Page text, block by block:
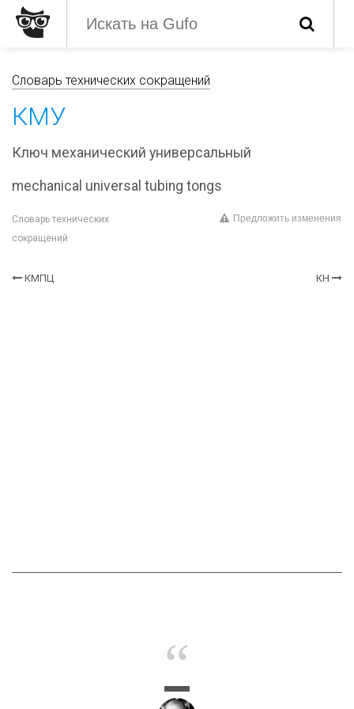
Словарь технических сокращений
КМУ
Ключ механический универсальный
mechanical universal tubing tongs
Словарь технических
сокращений
Предложить изменения
КМПЦ КН